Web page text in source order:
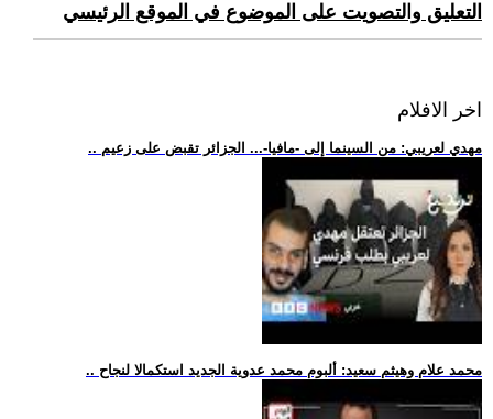
التعليق والتصويت على الموضوع في الموقع الرئيسي
اخر الافلام
.. مهدي لعريبي: من السينما إلى -مافيا-... الجزائر تقبض على زعيم
.. محمد علام وهيثم سعيد: ألبوم محمد عدوية الجديد استكمالا لنجاح